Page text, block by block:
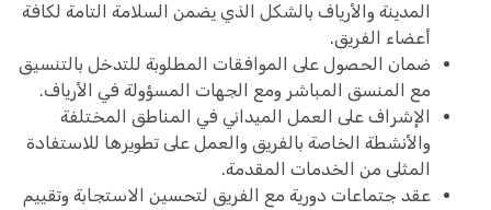
المدينة والأرياف بالشكل الذي يضمن السلامة التامة لكافة
أعضاء الفريق.
ضمان الحصول على الموافقات المطلوبة للتدخل بالتنسيق
مع المنسق المباشر ومع الجهات المسؤولة في الأرياف.
الإشراف على العمل الميداني في المناطق المختلفة
والأنشطة الخاصة بالفريق والعمل على تطويرها للاستفادة
المثلى من الخدمات المقدمة.
عقد جتماعات دورية مع الفريق لتحسين الاستجابة وتقييم